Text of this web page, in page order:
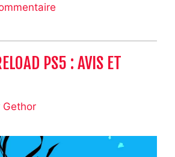
PS5 : AVIS ET
Gethor